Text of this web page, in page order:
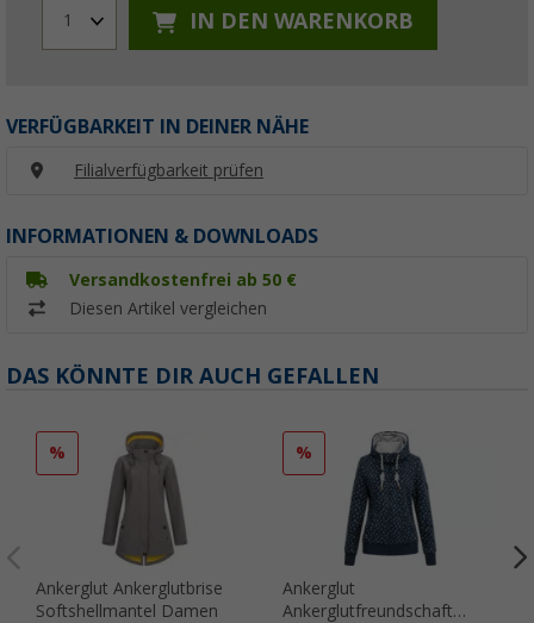
1 IN DEN WARENKORB
VERFÜGBARKEIT IN DEINER NÄHE
Filialverfügbarkeit prüfen
INFORMATIONEN & DOWNLOADS
Versandkostenfrei ab 50 €
Diesen Artikel vergleichen
DAS KÖNNTE DIR AUCH GEFALLEN
%
Ankerglut Ankerglutbrise
Softshellmantel Damen
%
Ankerglut
Ankerglutfreundschaft